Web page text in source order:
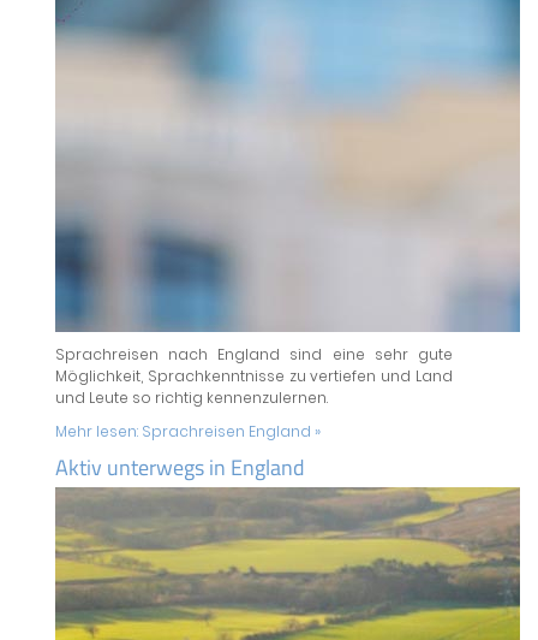
Sprachreisen nach England sind eine sehr gute
Möglichkeit, Sprachkenntnisse zu vertiefen und Land
und Leute so richtig kennenzulernen.
Mehr lesen: Sprachreisen England »
Aktiv unterwegs in England